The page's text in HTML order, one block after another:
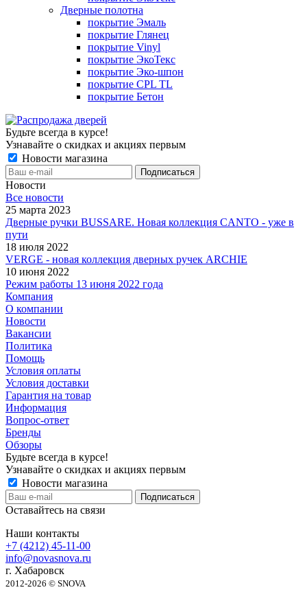
Дверные полотна
покрытие Эмаль
покрытие Глянец
покрытие Vinyl
покрытие ЭкоТекс
покрытие Эко-шпон
покрытие CPL TL
покрытие Бетон
Будьте всегда в курсе!
Узнавайте о скидках и акциях первым
Новости магазина
Новости
Все новости
25 марта 2023
Дверные ручки BUSSARE. Новая коллекция CANTO - уже в
пути
18 июля 2022
VERGE - новая коллекция дверных ручек ARCHIE
10 июня 2022
Режим работы 13 июня 2022 года
Компания
О компании
Новости
Вакансии
Политика
Помощь
Условия оплаты
Условия доставки
Гарантия на товар
Информация
Вопрос-ответ
Бренды
Обзоры
Будьте всегда в курсе!
Узнавайте о скидках и акциях первым
Новости магазина
Оставайтесь на связи
Наши контакты
+7 (4212) 45-11-00
info@novasnova.ru
г. Хабаровск
2012-2026 © SNOVA